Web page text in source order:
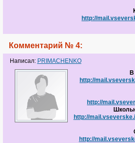
http://
Комментарий № 4:
Написал: PRIMACHENKO
В
http://
http://
http://
http://